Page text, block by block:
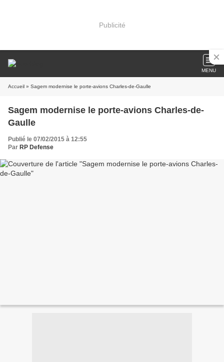
Publicité
MENU
Accueil » Sagem modernise le porte-avions Charles-de-Gaulle
Sagem modernise le porte-avions Charles-de-
Gaulle
Publié le 07/02/2015 à 12:55
Par RP Defense